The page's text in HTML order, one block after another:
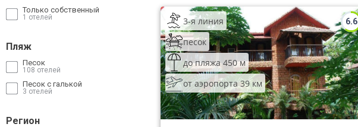
Только собственный
1 отелей
Пляж
Песок
108 отелей
Песок с галькой
3 отелей
Регион
6.6
3-я линия
песок
до пляжа 450 м
от аэропорта 39 км
Сетевые отели Бали
Сетевые отели Сейшел
Сетевые отели Маврикия